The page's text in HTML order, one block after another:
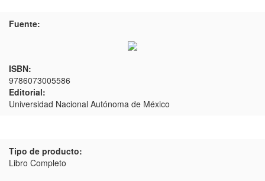
Fuente:
ISBN:
9786073005586
Editorial:
Universidad Nacional Autónoma de México
Tipo de producto:
Libro Completo